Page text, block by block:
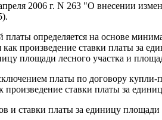
2006 г. N 263 "О внесении
платы определяется на основе
произведение ставки платы за
площади лесного участка и
платы по договору
ставки платы за
ставки платы за единицу площади